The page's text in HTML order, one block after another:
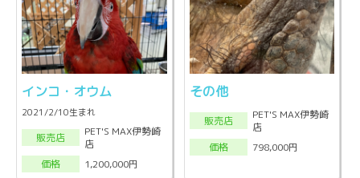
インコ・オウム
2021/2/10生まれ
販売店
PET'S MAX伊勢崎
店
価格
1,200,000円
その他
販売店
PET'S MAX伊勢崎
店
価格
798,000円